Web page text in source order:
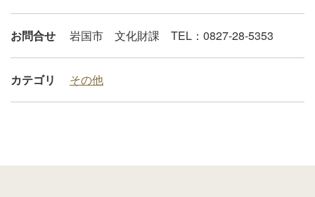
お問合せ 岩国市 文化財課 TEL：0827-28-5353
カテゴリ その他